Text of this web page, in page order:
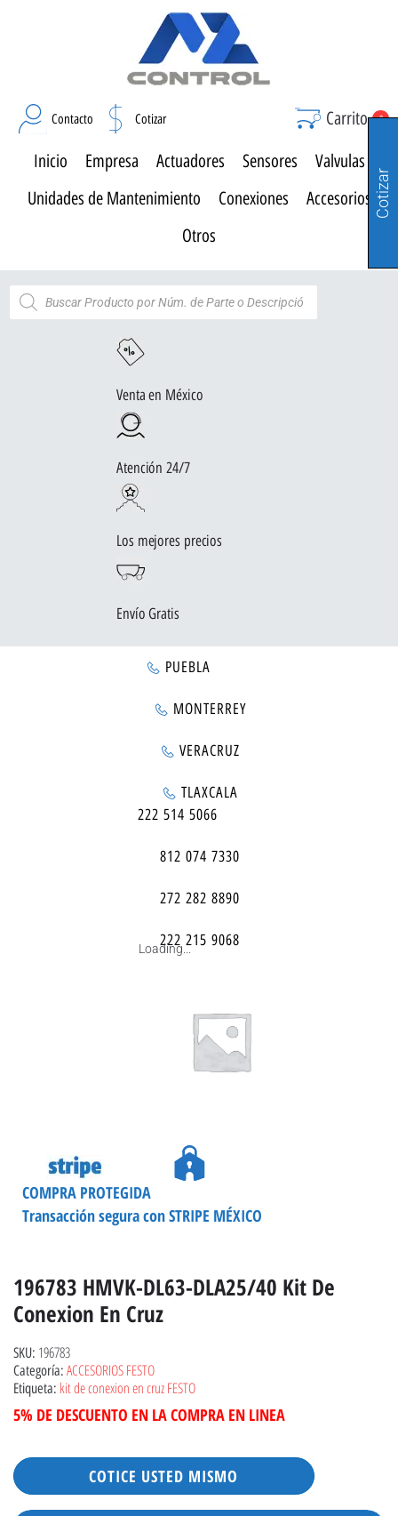
Contacto Cotizar Carrito 0
Inicio Empresa Actuadores Sensores
Valvulas
Unidades de Mantenimiento
Conexiones
Accesorios
Otros
Venta en México
Atención 24/7
Los mejores precios
Envío Gratis
PUEBLA
MONTERREY
VERACRUZ
TLAXCALA
222 514 5066
812 074 7330
272 282 8890
222 215 9068
Loading...
Transacción segura con STRIPE MÉXICO
COMPRA PROTEGIDA
196783 HMVK-DL63-DLA25/40 Kit De
Conexion En Cruz
SKU: 196783
Categoría: ACCESORIOS FESTO
Etiqueta: kit de conexion en cruz FESTO
5% DE DESCUENTO EN LA COMPRA EN LINEA
COTICE USTED MISMO
Cotizar